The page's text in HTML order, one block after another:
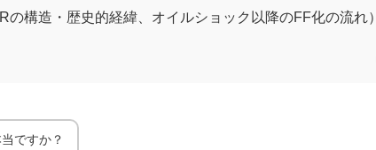
構造・歴史的経緯、オイルショック以降のFF化の流れ）
ですか？